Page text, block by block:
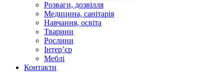
Розваги, дозвілля
Медицина, санітарія
Навчання, освіта
Тварини
Рослини
Інтер’єр
Меблі
Контакти